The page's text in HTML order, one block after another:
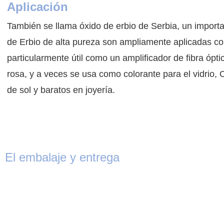
Aplicación
También se llama óxido de erbio de Serbia, un
de Erbio de alta pureza son ampliamente aplicadas
particularmente útil como un amplificador de fibra
rosa, y a veces se usa como colorante para el vidrio,
de sol y baratos en joyería.
El embalaje y entrega